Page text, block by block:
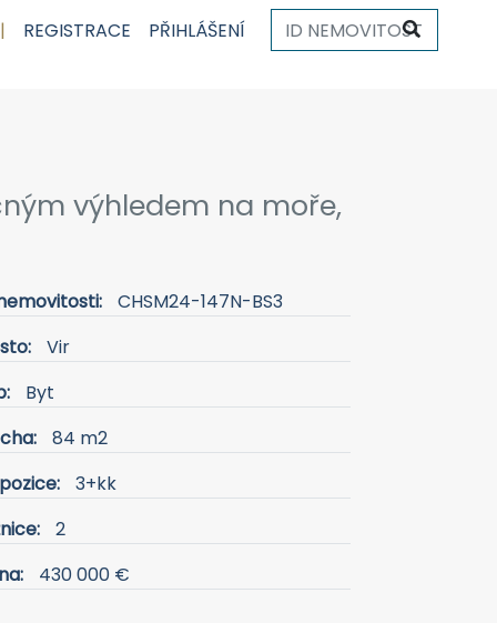
| REGISTRACE PŘIHLÁŠENÍ
výhledem na moře,
CHSM24-147N-BS3
Vir
Byt
84 m2
3+kk
2
430 000 €